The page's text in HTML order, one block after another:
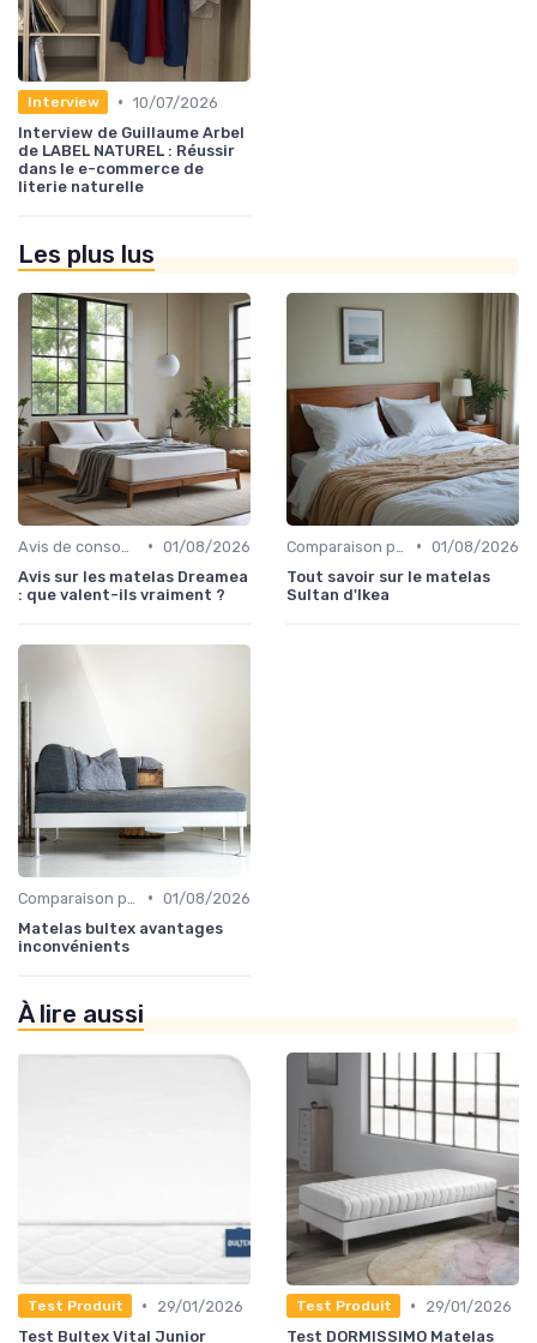
Interview • 10/07/2026
Interview de Guillaume Arbel
de LABEL NATUREL : Réussir
dans le e-commerce de
literie naturelle
Les plus lus
• 01/08/2026
Avis sur les matelas Dreamea
: que valent-ils vraiment ?
• 01/08/2026
Tout savoir sur le matelas
Sultan d'Ikea
• 01/08/2026
Matelas bultex avantages
inconvénients
À lire aussi
Test Produit •
29/01/2026
Test Bultex Vital Junior
Test Produit •
29/01/2026
Test DORMISSIMO Matelas